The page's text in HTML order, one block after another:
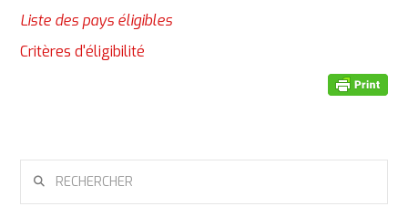
Liste des pays éligibles
Critères d'éligibilité